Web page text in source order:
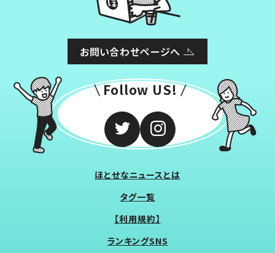
お問い合わせページへ
Follow US!
ほとせなニュースとは
タグ一覧
【利用規約】
ランキングSNS